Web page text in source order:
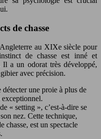
de chasse
au XIXe siècle pour
de chasse est inné et
Il a un odorat très développé,
avec précision.
détecter une proie à plus de
exceptionnel.
« setting », c’est-à-dire se
nez. Cette technique,
chasse, est un spectacle